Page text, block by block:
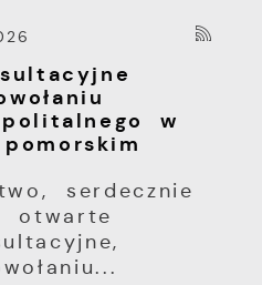
w
serdecznie
otwarte